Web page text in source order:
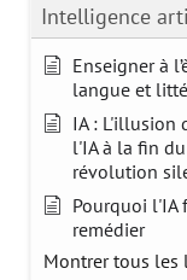
Intelligence
Enseigner à
langue et
IA : L'illusion
l'IA à la fin
révolution
Pourquoi l'IA
remédier
Montrer tous les